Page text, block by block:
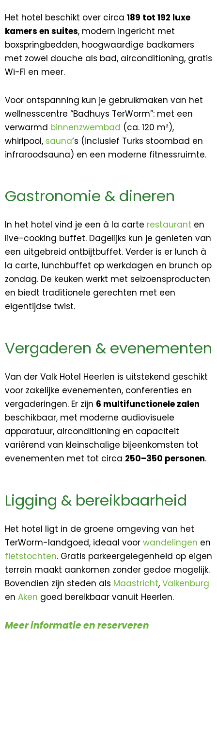
Het hotel beschikt over circa 189 tot 192 luxe
kamers en suites, modern ingericht met
boxspringbedden, hoogwaardige badkamers
met zowel douche als bad, airconditioning, gratis
Wi-Fi en meer.
Voor ontspanning kun je gebruikmaken van het
wellnesscentre “Badhuys TerWorm”: met een
verwarmd binnenzwembad (ca. 120 m²),
whirlpool, sauna’s (inclusief Turks stoombad en
infraroodsauna) en een moderne fitnessruimte.
Gastronomie & dineren
In het hotel vind je een à la carte restaurant en
live-cooking buffet. Dagelijks kun je genieten van
een uitgebreid ontbijtbuffet. Verder is er lunch à
la carte, lunchbuffet op werkdagen en brunch op
zondag. De keuken werkt met seizoensproducten
en biedt traditionele gerechten met een
eigentijdse twist.
Vergaderen & evenementen
Van der Valk Hotel Heerlen is uitstekend geschikt
voor zakelijke evenementen, conferenties en
vergaderingen. Er zijn 6 multifunctionele zalen
beschikbaar, met moderne audiovisuele
apparatuur, airconditioning en capaciteit
variërend van kleinschalige bijeenkomsten tot
evenementen met tot circa 250–350 personen.
Ligging & bereikbaarheid
Het hotel ligt in de groene omgeving van het
TerWorm-landgoed, ideaal voor wandelingen en
fietstochten. Gratis parkeergelegenheid op eigen
terrein maakt aankomen zonder gedoe mogelijk.
Bovendien zijn steden als Maastricht, Valkenburg
en Aken goed bereikbaar vanuit Heerlen.
Meer informatie en reserveren